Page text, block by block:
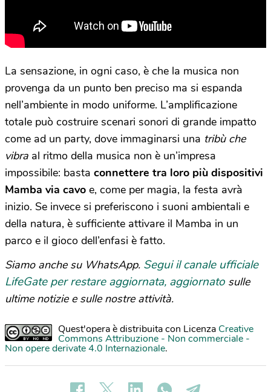
La sensazione, in ogni caso, è che la musica non
provenga da un punto ben preciso ma si espanda
nell’ambiente in modo uniforme. L’amplificazione
totale può costruire scenari sonori di grande impatto
come ad un party, dove immaginarsi una tribù che
vibra al ritmo della musica non è un’impresa
impossibile: basta connettere tra loro più dispositivi
Mamba via cavo e, come per magia, la festa avrà
inizio. Se invece si preferiscono i suoni ambientali e
della natura, è sufficiente attivare il Mamba in un
parco e il gioco dell’enfasi è fatto.
Siamo anche su WhatsApp. Segui il canale ufficiale
LifeGate per restare aggiornata, aggiornato sulle
ultime notizie e sulle nostre attività.
Quest'opera è distribuita con Licenza Creative
Commons Attribuzione - Non commerciale -
Non opere derivate 4.0 Internazionale.